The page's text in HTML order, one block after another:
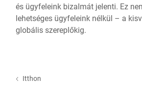
és ügyfeleink bizalmát jelenti. Ez
lehetséges ügyfeleink nélkül – a
globális szereplőkig.
Itthon